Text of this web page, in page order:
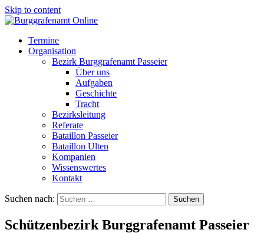
Skip to content
Termine
Organisation
Bezirk Burggrafenamt Passeier
Über uns
Aufgaben
Geschichte
Tracht
Bezirksleitung
Referate
Bataillon Passeier
Bataillon Ulten
Kompanien
Wissenswertes
Kontakt
Suchen nach:
Schützenbezirk Burggrafenamt Passeier